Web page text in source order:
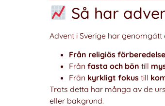
Så har
Advent i Sverige har genomgått
Från religiös
Från fasta och bön till
Från kyrkligt fokus till
Trots detta har många av de
eller bakgrund.